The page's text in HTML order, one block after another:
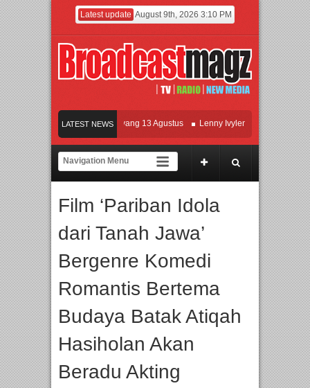
Latest update August 9th, 2026 3:10 PM
LATEST NEWS
KETOK MEJIK Siap Tayang 13 Agustus Lenny Ivylen: 26 Tahun Jaga
dan Universitas Agung Podomoro Jalin Kerja Sama Pendidikan dan Riset untuk
Film ‘Pariban Idola
dari Tanah Jawa’
Bergenre Komedi
Romantis Bertema
Budaya Batak Atiqah
Hasiholan Akan
Beradu Akting